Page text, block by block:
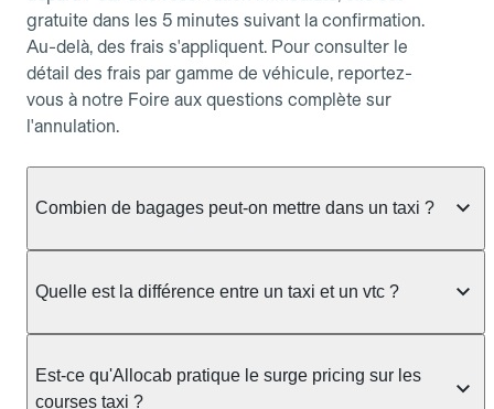
gratuite dans les 5 minutes suivant la confirmation.
Au-delà, des frais s'appliquent. Pour consulter le
détail des frais par gamme de véhicule, reportez-
vous à notre Foire aux questions complète sur
l'annulation.
Combien de bagages peut-on mettre dans un taxi ?
taxi berline accueille en général jusqu'à 3 bagages
ou nombreux, précisez-le dans le champ "Message
au chauffeur" lors de la réservation. Le prix n'est
pas impacté par le nombre de bagages.
Quelle est la différence entre un taxi et un vtc ?
prendre en charge directement dans la rue, à une
station ou sur réservation, avec un tarif au
Est-ce qu'Allocab pratique le surge pricing sur les
courses taxi ?